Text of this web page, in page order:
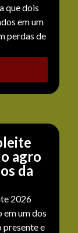
que dois
em um
perdas de
agro
da
2026
um dos
presente e